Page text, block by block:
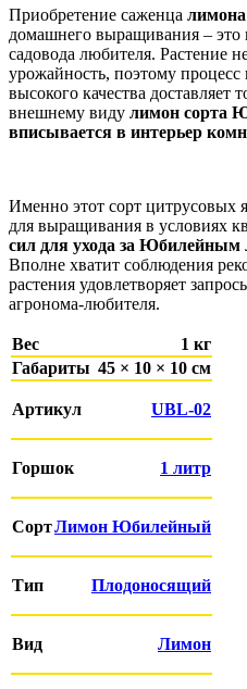
составляла
2,300₽.
2,100₽.
Приобретение саженца
домашнего выращивания –
садовода любителя. Растение
урожайность, поэтому
высокого качества доставляет
внешнему виду лимон сорта
вписывается в интерьер
Именно этот сорт цитрусовых
для выращивания в условиях
сил для ухода за Юбилейным
Вполне хватит соблюдения
растения удовлетворяет
агронома-любителя.
Вес
1 кг
Габариты 45 × 10 × 10 см
Артикул UBL-02
Горшок 1 литр
СортЛимон Юбилейный
Тип Плодоносящий
Вид Лимон